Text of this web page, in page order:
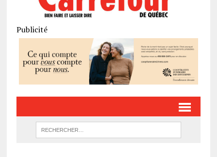
Publicité